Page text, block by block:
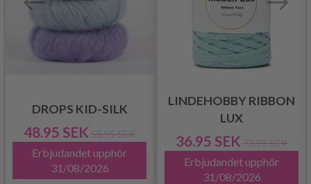
DROPS KID-SILK
48.95 SEK 55.95 SEK
Erbjudandet upphör
31/08/2026
LINDEHOBBY RIBBON
LUX
36.95 SEK 73.95 SEK
Erbjudandet upphör
31/08/2026